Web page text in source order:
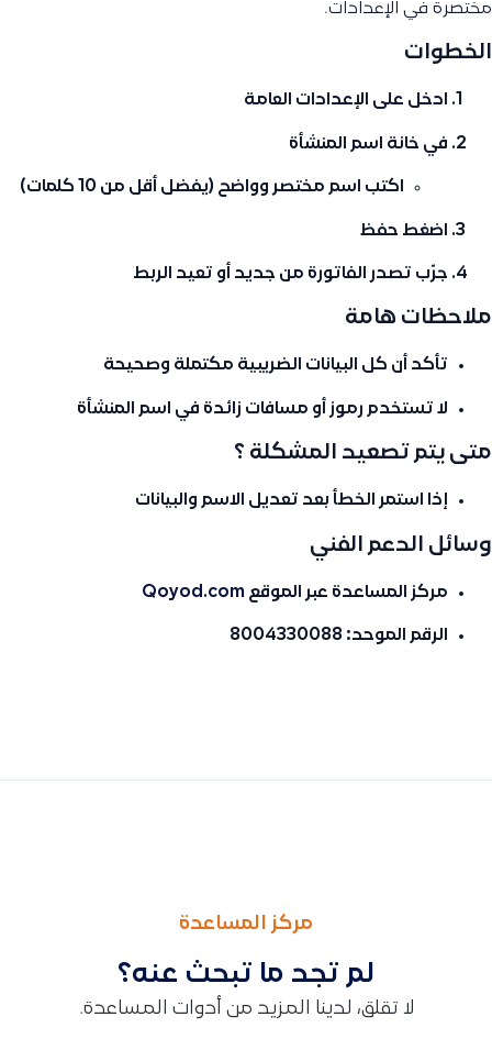
مختصرة في الإعدادات.
الخطوات
ادخل على الإعدادات العامة
في خانة اسم المنشأة
اكتب اسم مختصر وواضح (يفضل أقل من 10 كلمات)
اضغط حفظ
جرّب تصدر الفاتورة من جديد أو تعيد الربط
ملاحظات هامة
تأكد أن كل البيانات الضريبية مكتملة وصحيحة
لا تستخدم رموز أو مسافات زائدة في اسم المنشأة
متى يتم تصعيد المشكلة ؟
إذا استمر الخطأ بعد تعديل الاسم والبيانات
وسائل الدعم الفني
مركز المساعدة عبر الموقع Qoyod.com
الرقم الموحد: 8004330088
مركز المساعدة
لم تجد ما تبحث عنه؟
لا تقلق، لدينا المزيد من أدوات المساعدة.